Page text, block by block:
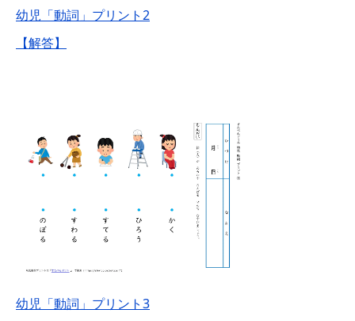
幼児「動詞」プリント2
【解答】
幼児「動詞」プリント3